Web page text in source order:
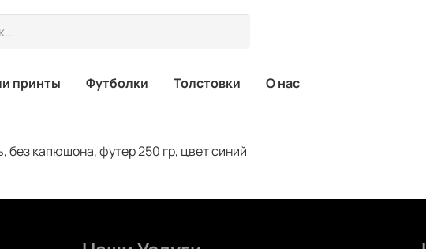
принты Футболки Толстовки О нас
без капюшона, футер 250 гр, цвет синий